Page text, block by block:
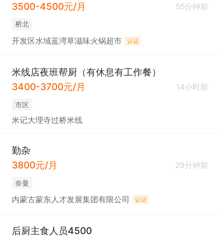
3500-4500元/月
55分钟前
桥北
开发区水域蓝湾草滋味火锅超市 认证
米线店夜班帮厨（有休息有工作餐）
3400-3700元/月
14小时前
市区
米记大理寺过桥米线
勤杂
3800元/月
29分钟前
奈曼
内蒙古蒙东人才发展集团有限公司 认证
后厨主食人员4500